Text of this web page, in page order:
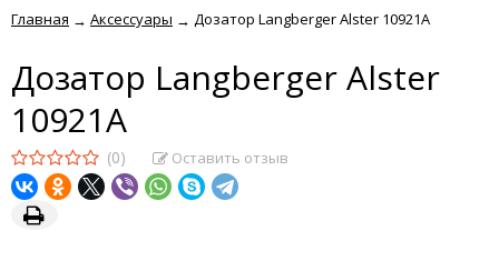
Главная → Аксессуары → Дозатор Langberger Alster 10921A
Дозатор Langberger Alster
10921A
(0) Оставить отзыв